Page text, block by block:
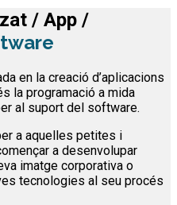
/ App /
en la creació d’aplicacions
la programació a mida
al suport del software.
a aquelles petites i
a desenvolupar
imatge corporativa o
tecnologies al seu procés